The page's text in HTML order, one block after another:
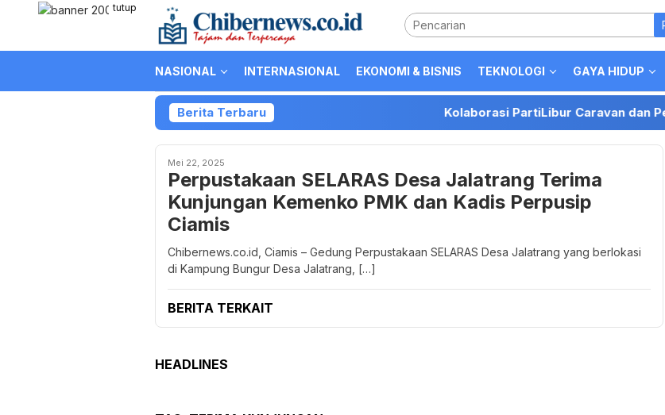
tutup
NASIONAL INTERNASIONAL EKONOMI & BISNIS TEKNOLOGI GAYA HIDUP
Berita Terbaru Kolaborasi PartiLibur Caravan dan
Mei 22, 2025
Perpustakaan SELARAS Desa Jalatrang Terima
Kunjungan Kemenko PMK dan Kadis Perpusip
Ciamis
Chibernews.co.id, Ciamis – Gedung Perpustakaan SELARAS Desa Jalatrang yang berlokasi
di Kampung Bungur Desa Jalatrang, […]
BERITA TERKAIT
HEADLINES